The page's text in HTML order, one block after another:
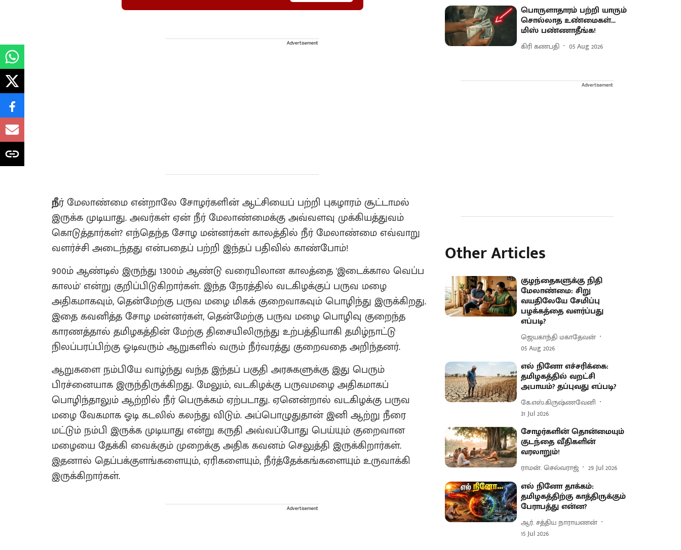
Advertisement
நீர் மேலாண்மை என்றாலே சோழர்களின் ஆட்சியைப் பற்றி புகழாரம் சூட்டாமல்
இருக்க முடியாது. அவர்கள் ஏன் நீர் மேலாண்மைக்கு அவ்வளவு முக்கியத்துவம்
கொடுத்தார்கள்? எந்தெந்த சோழ மன்னர்கள் காலத்தில் நீர் மேலாண்மை எவ்வாறு
வளர்ச்சி அடைந்தது என்பதைப் பற்றி இந்தப் பதிவில் காண்போம்!
900ம் ஆண்டில் இருந்து 1300ம் ஆண்டு வரையிலான காலத்தை 'இடைக்கால வெப்ப
காலம்' என்று குறிப்பிடுகிறார்கள். இந்த நேரத்தில் வடகிழக்குப் பருவ மழை
அதிகமாகவும், தென்மேற்கு பருவ மழை மிகக் குறைவாகவும் பொழிந்து இருக்கிறது.
இதை கவனித்த சோழ மன்னர்கள், தென்மேற்கு பருவ மழை பொழிவு குறைந்த
காரணத்தால் தமிழகத்தின் மேற்கு திசையிலிருந்து உற்பத்தியாகி தமிழ்நாட்டு
நிலப்பரப்பிற்கு ஓடிவரும் ஆறுகளில் வரும் நீர்வரத்து குறைவதை அறிந்தனர்.
ஆறுகளை நம்பியே வாழ்ந்து வந்த இந்தப் பகுதி அரசுகளுக்கு இது பெரும்
பிரச்னையாக இருந்திருக்கிறது. மேலும், வடகிழக்கு பருவமழை அதிகமாகப்
பொழிந்தாலும் ஆற்றில் நீர் பெருக்கம் ஏற்படாது. ஏனென்றால் வடகிழக்கு பருவ
மழை வேகமாக ஓடி கடலில் கலந்து விடும். அப்பொழுதுதான் இனி ஆற்று நீரை
மட்டும் நம்பி இருக்க முடியாது என்று கருதி அவ்வப்போது பெய்யும் குறைவான
மழையை தேக்கி வைக்கும் முறைக்கு அதிக கவனம் செலுத்தி இருக்கிறார்கள்.
இதனால் தெப்பக்குளங்களையும், ஏரிகளையும், நீர்த்தேக்கங்களையும் உருவாக்கி
இருக்கிறார்கள்.
Advertisement
பொருளாதாரம் பற்றி யாரும்
சொல்லாத உண்மைகள்...
மிஸ் பண்ணாதீங்க!
கிரி கணபதி 05 Aug 2026
Advertisement
Other Articles
குழந்தைகளுக்கு நிதி
மேலாண்மை: சிறு
வயதிலேயே சேமிப்பு
பழக்கத்தை வளர்ப்பது
எப்படி?
ஜெயகாந்தி மகாதேவன்
05 Aug 2026
எல் நினோ எச்சரிக்கை:
தமிழகத்தில் வறட்சி
அபாயம்? தப்புவது எப்படி?
கே.எஸ்.கிருஷ்ணவேனி
31 Jul 2026
சோழர்களின் தொன்மையும்
குடந்தை வீதிகளின்
வரலாறும்!
ராமன். செல்வராஜ் 29 Jul 2026
எல் நினோ தாக்கம்:
தமிழகத்திற்கு காத்திருக்கும்
பேராபத்து என்ன?
ஆர். சத்திய நாராயணன்
15 Jul 2026